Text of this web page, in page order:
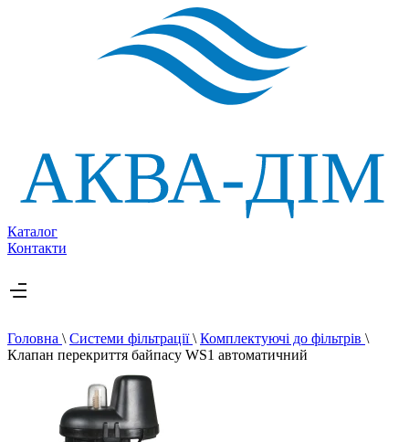
Каталог
Контакти
Головна \ Системи фільтрації\ Комплектуючі до фільтрів \
Клапан перекриття байпасу WS1 автоматичний